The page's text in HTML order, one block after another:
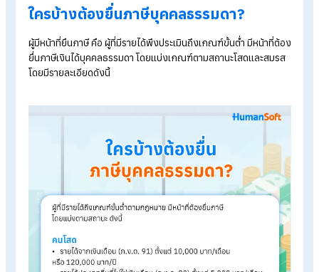
Explore HumanSoft HR software
Automated payroll software
Payroll software pricing from THB 590/month
Table of Contents:
ใครบ้างต้องยื่นภาษีบุคคลธรรมดา?
เอกสารที่ต้องเตรียมตอนยื่นภาษีเงินได้บุคคลธรรมดา
สรุป ยื่นภาษีบุคคลธรรมดา ต้องยื่นเมื่อไหร่ และใครบ้างที่ต้องยื่น?
ภาษีบุคคลธรรมดาปีภาษี 2568 ต้องยื่นเมื่อไหร่?